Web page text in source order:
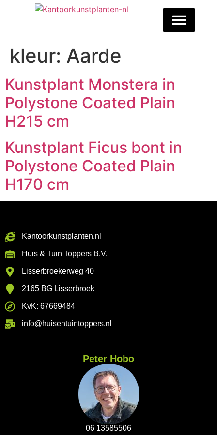
kleur: Aarde
Kunstplant Monstera in
Polystone Coated Plain
H215 cm
Kunstplant Ficus bont in
Polystone Coated Plain
H170 cm
Kantoorkunstplanten.nl
Huis & Tuin Toppers B.V.
Lisserbroekerweg 40
2165 BG Lisserbroek
KvK: 67669484
info@huisentuintoppers.nl
Peter Hobo
06 13585506